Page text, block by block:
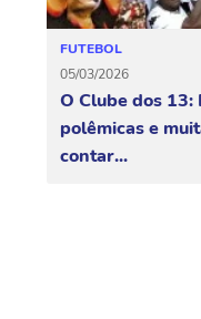
FUTEBOL
05/03/2026
O Clube dos 13:
polêmicas e
contar...